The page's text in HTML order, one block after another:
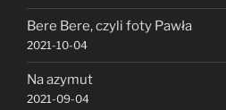
Bere Bere, czyli foty Pawła
2021-10-04
Na azymut
2021-09-04